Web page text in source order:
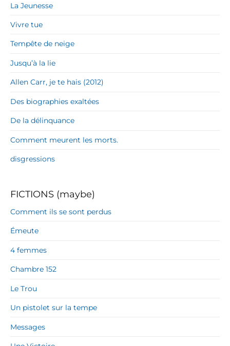
La Jeunesse
Vivre tue
Tempête de neige
Jusqu’à la lie
Allen Carr, je te hais (2012)
Des biographies exaltées
De la délinquance
Comment meurent les morts.
disgressions
FICTIONS (maybe)
Comment ils se sont perdus
Émeute
4 femmes
Chambre 152
Le Trou
Un pistolet sur la tempe
Messages